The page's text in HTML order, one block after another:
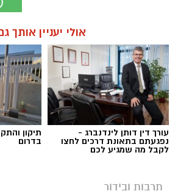
אולי יעניין אותך
עורך דין דותן לינדנברג -
נפגעתם בתאונת דרכים לחצו
לקבל מה שמגיע לכם
תיקון
בדרום
תרבות ובידור